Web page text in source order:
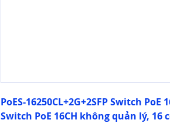
PoES-16250CL+2G+2SFP Switch
Switch PoE 16CH không quản lý, 16